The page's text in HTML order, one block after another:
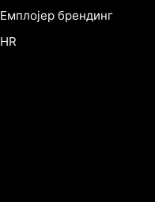
Емплојер брендинг
HR